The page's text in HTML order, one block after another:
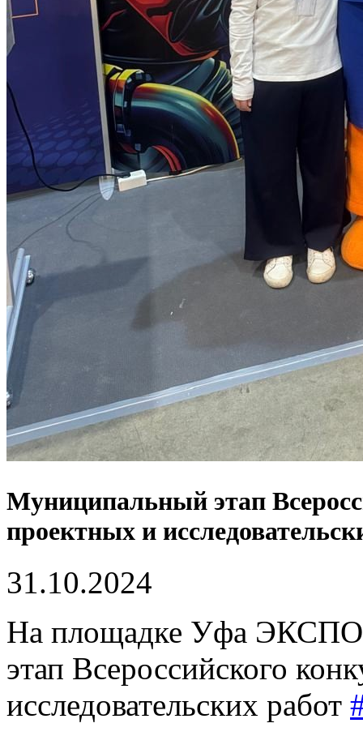
Муниципальный этап
проектных и
31.10.2024
На площадке Уфа ЭКСПО
этап Всероссийского
исследовательских работ